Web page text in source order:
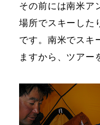
その前には南米ア
場所でスキーした
です。南米でスキ
ますから、ツアー